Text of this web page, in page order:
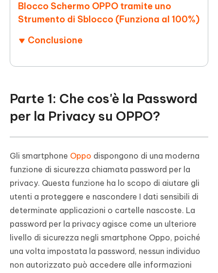
Blocco Schermo OPPO tramite uno
Strumento di Sblocco (Funziona al 100%)
Conclusione
Parte 1: Che cos'è la Password
per la Privacy su OPPO?
Gli smartphone Oppo dispongono di una moderna
funzione di sicurezza chiamata password per la
privacy. Questa funzione ha lo scopo di aiutare gli
utenti a proteggere e nascondere I dati sensibili di
determinate applicazioni o cartelle nascoste. La
password per la privacy agisce come un ulteriore
livello di sicurezza negli smartphone Oppo, poiché
una volta impostata la password, nessun individuo
non autorizzato può accedere alle informazioni